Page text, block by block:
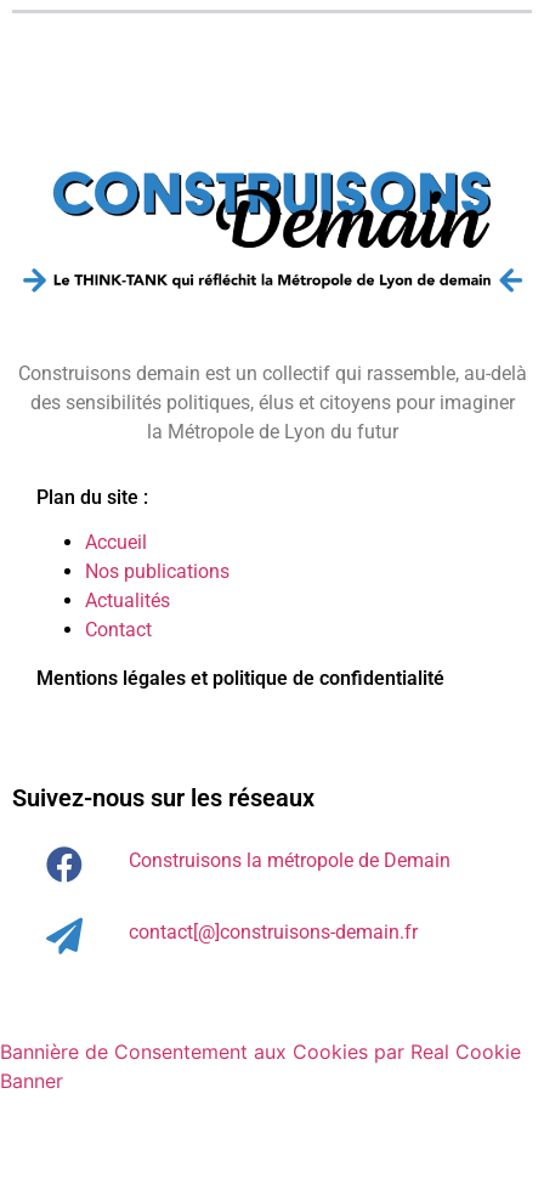
Construisons demain est un collectif qui rassemble, au-delà
des sensibilités politiques, élus et citoyens pour imaginer
la Métropole de Lyon du futur
Plan du site :
Accueil
Nos publications
Actualités
Contact
Mentions légales et politique de confidentialité
Suivez-nous sur les réseaux
Construisons la métropole de Demain
contact[@]construisons-demain.fr
Bannière de Consentement aux Cookies par Real Cookie
Banner